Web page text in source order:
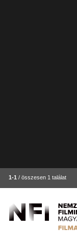
1-1 / összesen 1 találat